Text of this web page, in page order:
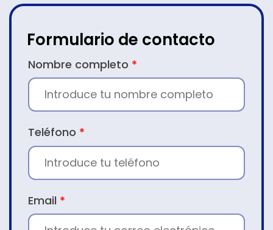
Formulario de contacto
CONTACTO
Nombre completo *
Teléfono *
Email *